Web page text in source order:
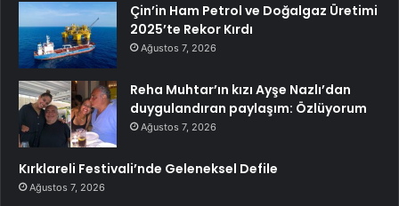
Çin’in Ham Petrol ve Doğalgaz Üretimi
2025’te Rekor Kırdı
Ağustos 7, 2026
Reha Muhtar’ın kızı Ayşe Nazlı’dan
duygulandıran paylaşım: Özlüyorum
Ağustos 7, 2026
Kırklareli Festivali’nde Geleneksel Defile
Ağustos 7, 2026